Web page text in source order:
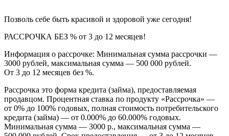
Позволь себе быть красивой и здоровой уже сегодня!
РАССРОЧКА БЕЗ % от 3 до 12 месяцев!
Информация о рассрочке: Минимальная сумма рассрочки —
3000 рублей, максимальная сумма — 500 000 рублей.
От 3 до 12 месяцев без %.
Рассрочка это форма кредита (займа), предоставляемая
продавцом. Процентная ставка по продукту «Рассрочка» —
от 0% до 100% годовых, полная стоимость потребительского
кредита (займа) — от 0.000% до 60.000% годовых.
Минимальная сумма — 3000 р., максимальная сумма —